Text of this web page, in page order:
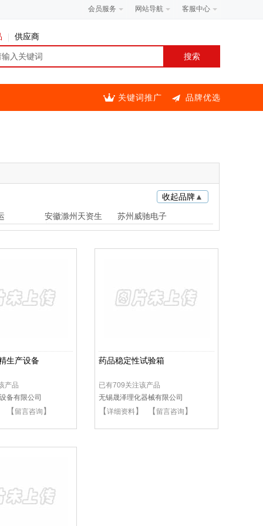
客服中心
网站导航
会员服务
供应商
品牌优选
关键词推广
收起品牌▲
安徽滁州天资生
物工程
苏州威驰电子
生产设备
产品
备有限公司
【 留言咨询 】
药品稳定性试验箱
已有709关注该产品
无锡晟泽理化器械有限公司
【详细资料】 【 留言咨询 】